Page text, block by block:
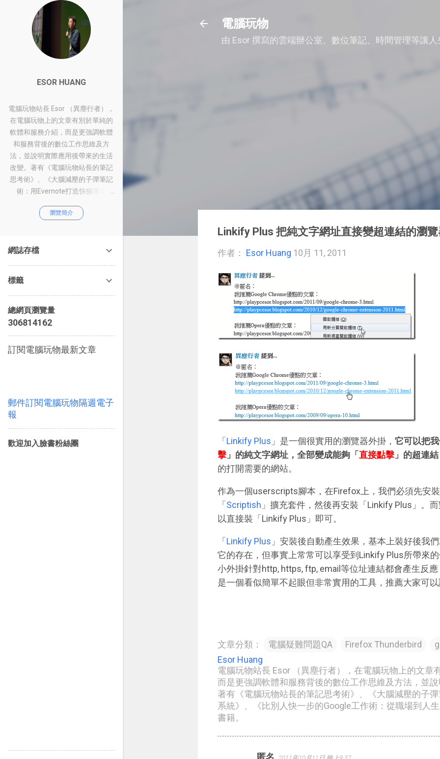
電腦玩物
由 Esor 撰寫的雲端辦公室、數位筆記、時間管理等讓
Linkify Plus 把純文字網址直接變超連結的瀏
作者： Esor Huang 10月 11, 2011
「 Linkify Plus 」是一個很實用的瀏覽器外掛， 它可以把
擊 」的純文字網址，全部變成能夠「 直接點擊 」的超連結
的打開需要的網站。
作為一個userscripts腳本，在Firefox上，我們必須先安
「 Scriptish 」擴充套件，然後再安裝「Linkify Plus」。
以直接裝「Linkify Plus」即可。
「 Linkify Plus 」安裝後自動產生效果，基本上裝好後我
它的存在，但事實上常常可以享受到Linkify Plus所帶來
小外掛針對http, https, ftp, email等位址連結都會產生反
是一個看似簡單不起眼但非常實用的工具，推薦大家可
文章分類： 電腦疑難問題QA Firefox Thunderbird
Esor Huang
電腦玩物站長 Esor （異塵行者），在電腦玩物上的文章
而是更強調軟體和服務背後的數位工作思維及方法，並
著有《電腦玩物站長的筆記思考術》、《大腦減壓的子
系統》、《比別人快一步的Google工作術：從職場到人
書籍。
匿名 2011年10月11日 晚上9:37
ESOR HUANG
電腦玩物站長 Esor （異塵行者），
在電腦玩物上的文章有別於單純的
軟體和服務介紹，而是更強調軟體
和服務背後的數位工作思維及方
法，並說明實際應用後帶來的生活
改變。著有《電腦玩物站長的筆記
思考術》、《大腦減壓的子彈筆記
術：用Evernote打造快狠準系
作術：從職場到人生的100個聰明
瀏覽簡介
網誌存檔
標籤
總網頁瀏覽量
306814162
訂閱電腦玩物最新文章
郵件訂閱電腦玩物隔週電子
報
歡迎加入臉書粉絲團